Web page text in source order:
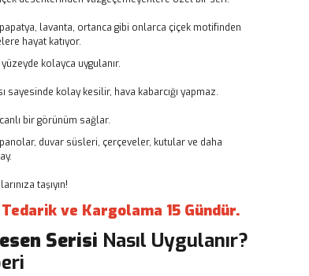
lavanta, ortanca gibi onlarca çiçek motifinden
hayat katıyor.
kolayca uygulanır.
sayesinde kolay kesilir, hava kabarcığı yapmaz.
bir görünüm sağlar.
duvar süsleri, çerçeveler, kutular ve daha
taşıyın!
ve Kargolama 15 Gündür.
Serisi Nasıl Uygulanır?